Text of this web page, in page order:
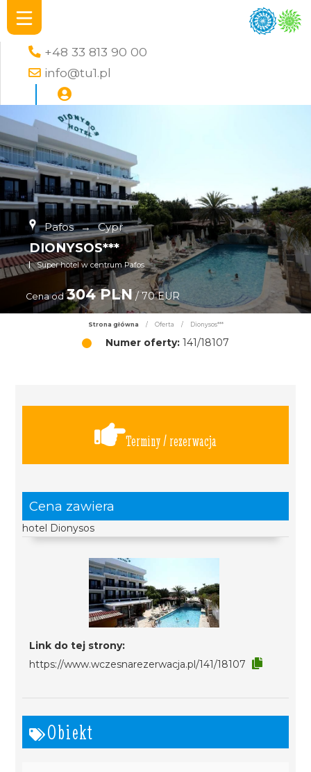
+48 33 813 90 00
info@tu1.pl
Pafos → Cypr
DIONYSOS***
Super hotel w centrum Pafos
Cena od 304 PLN/ 70 EUR
Strona główna / Oferta / Dionysos***
Numer oferty: 141/18107
Terminy / rezerwacja
Cena zawiera
hotel Dionysos
Link do tej strony:
https://www.wczesnarezerwacja.pl/141/18107
Obiekt